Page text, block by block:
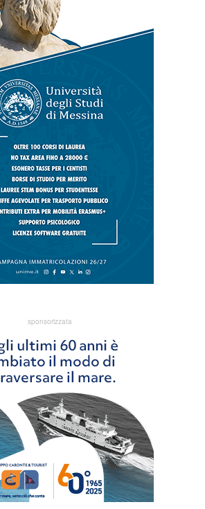
sponsorizzata